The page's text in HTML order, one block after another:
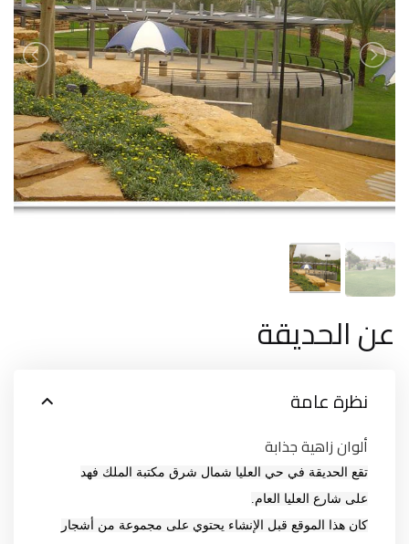
عن الحديقة
نظرة عامة
ألوان زاهية جذابة
تقع الحديقة في حي العليا شمال شرق مكتبة الملك فهد
على شارع العليا العام.
كان هذا الموقع قبل الإنشاء يحتوي على مجموعة من أشجار